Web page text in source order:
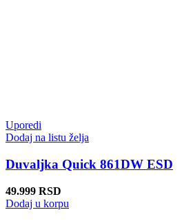
Uporedi
Dodaj na listu želja
Duvaljka Quick 861DW ESD
49.999 RSD
Dodaj u korpu